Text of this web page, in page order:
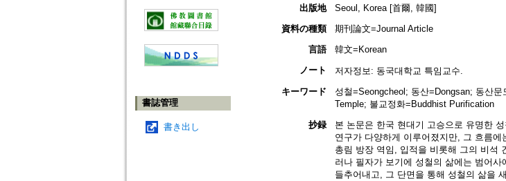
書誌管理
書き出し
出版地
Seoul, Korea [首爾, 韓國]
資料の種類
期刊論文=Journal Article
言語
韓文=Korean
ノート
저자정보: 동국대학교 특임교수.
キーワード
성철=Seongcheol; 동산=Dongsan; 동산
Temple; 불교정화=Buddhist Purification
抄録
본 논문은 한국 현대기 고승으로 유명한
연구가 다양하게 이루어졌지만, 그 흐름에
총림 방장 역임, 입적을 비롯해 그의 비석
러나 필자가 보기에 성철의 삶에는 범어
들추어내고, 그 단면을 통해 성철의 삶을